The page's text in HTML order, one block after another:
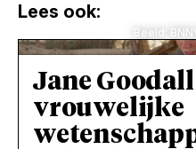
Lees ook:
Beeld:
Jane
vrouwelijke